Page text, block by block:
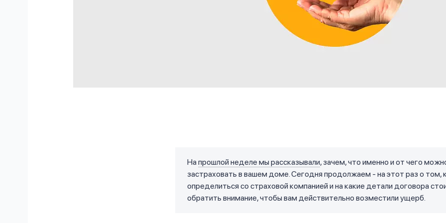
На прошлой неделе мы рассказывали, зачем, что именно и от чего
застраховать в вашем доме. Сегодня продолжаем - на этот раз о том,
определиться со страховой компанией и на какие детали договора
обратить внимание, чтобы вам действительно возместили ущерб.